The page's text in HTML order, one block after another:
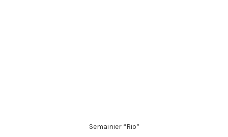
Semainier “Rio”